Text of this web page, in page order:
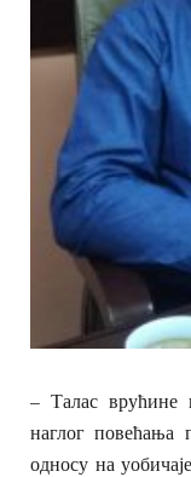
– Талас врућине
наглог повећања
односу на